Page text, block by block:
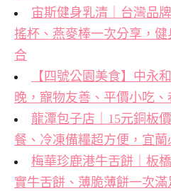
宙斯健身乳清｜台灣品
搖杯、燕麥棒一次分享，
合
【四號公園美食】中永
晚，寵物友善、平價小吃、
龍潭包子店｜15元銅板
餐、冷凍備糧超方便，宜
梅華珍鹿港牛舌餅｜板
實牛舌餅、薄脆薄餅一次